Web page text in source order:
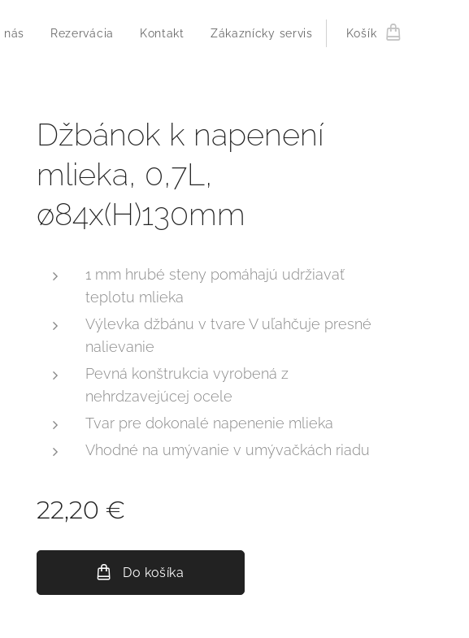
nás Rezervácia Kontakt Zákaznícky servis Košík
Džbánok k napenení
mlieka, 0,7L,
ø84x(H)130mm
1 mm hrubé steny pomáhajú udržiavať
teplotu mlieka
Výlevka džbánu v tvare V uľahčuje presné
nalievanie
Pevná konštrukcia vyrobená z
nehrdzavejúcej ocele
Tvar pre dokonalé napenenie mlieka
Vhodné na umývanie v umývačkách riadu
22,20 €
Do košíka